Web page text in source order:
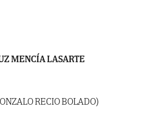
MENCÍA LASARTE
RECIO BOLADO)